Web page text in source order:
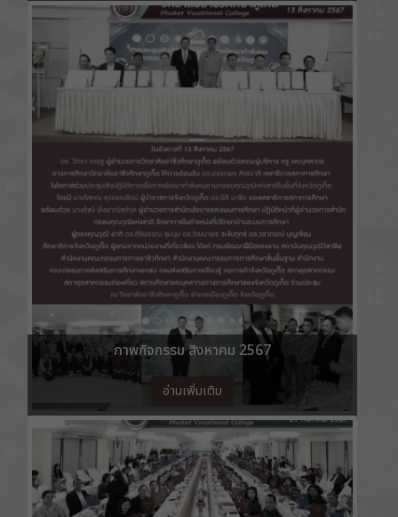
ภาพกิจกรรม สิงหาคม 2567
อ่านเพิ่มเติม